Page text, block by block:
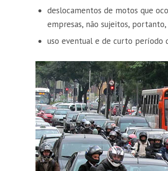
deslocamentos de motos que
empresas, não sujeitos,
uso eventual e de curto período